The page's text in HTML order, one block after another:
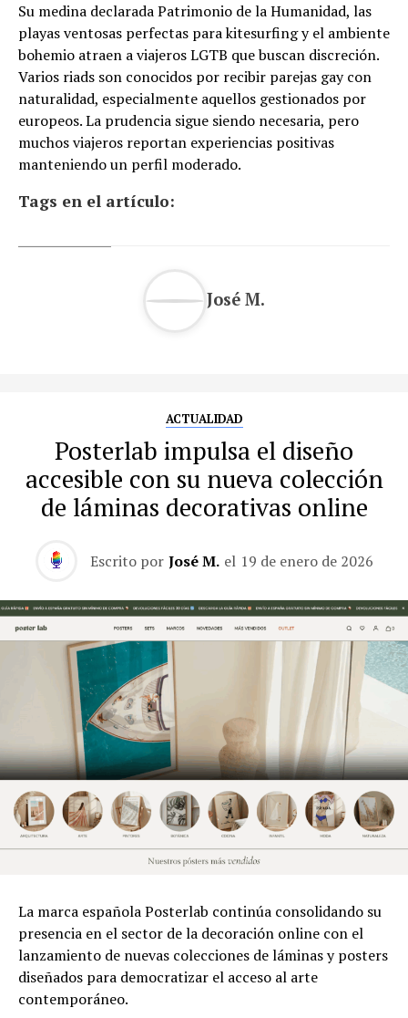
Su medina declarada Patrimonio de la Humanidad, las
playas ventosas perfectas para kitesurfing y el ambiente
bohemio atraen a viajeros LGTB que buscan discreción.
Varios riads son conocidos por recibir parejas gay con
naturalidad, especialmente aquellos gestionados por
europeos. La prudencia sigue siendo necesaria, pero
muchos viajeros reportan experiencias positivas
manteniendo un perfil moderado.
Tags en el artículo:
José M.
ACTUALIDAD
Posterlab impulsa el diseño
accesible con su nueva colección
de láminas decorativas online
Escrito por José M. el 19 de enero de 2026
La marca española Posterlab continúa consolidando su
presencia en el sector de la decoración online con el
lanzamiento de nuevas colecciones de láminas y posters
diseñados para democratizar el acceso al arte
contemporáneo.